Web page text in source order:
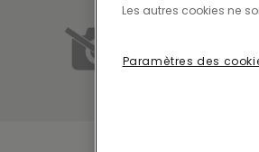
Les autres cookies ne
Paramètres des